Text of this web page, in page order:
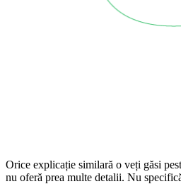
Orice explicație similară o veți găsi
nu oferă prea multe detalii. Nu